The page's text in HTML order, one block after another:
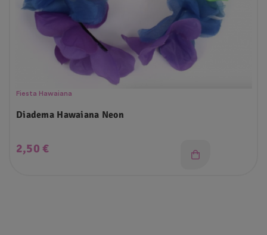
Fiesta Hawaiana
Diadema Hawaiana Neon
Precio
2,50 €